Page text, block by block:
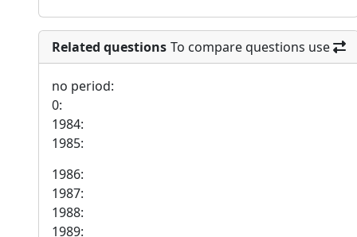
Related questions To compare questions use
no period:
0:
1984:
1985:
1986:
1987:
1988:
1989: